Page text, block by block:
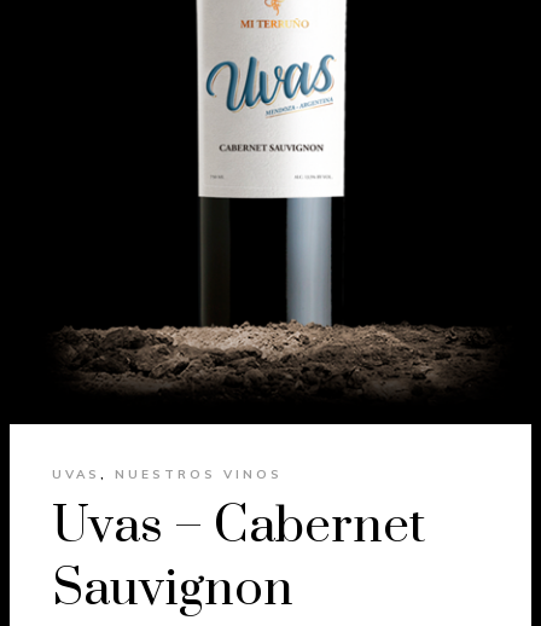
UVAS , NUESTROS VINOS
Uvas – Cabernet
Sauvignon